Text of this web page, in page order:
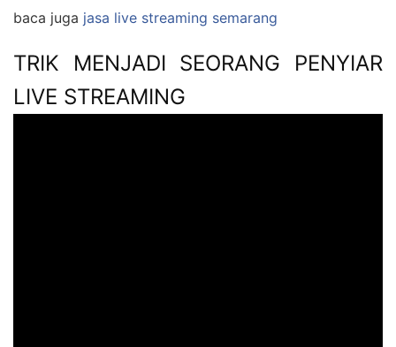
baca juga jasa live streaming semarang
TRIK MENJADI SEORANG PENYIAR
LIVE STREAMING